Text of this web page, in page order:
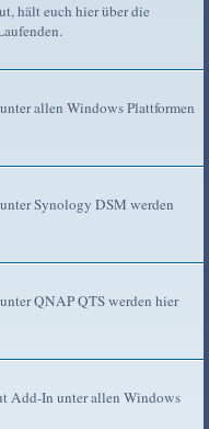
hält euch hier über die
allen Windows Plattformen
Synology DSM werden
QNAP QTS werden hier
Add-In unter allen Windows